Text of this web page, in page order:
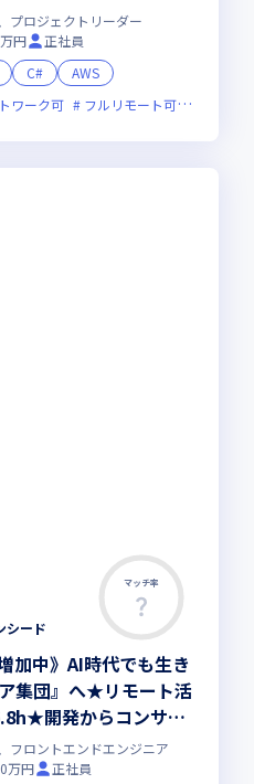
プロジェクトリーダー
円
正社員
C#
AWS
ワーク可 フルリモート可
マッチ率
シード
加中》AI時代でも生き
集団』へ★リモート活
開発からコンサル
リアを作りたいあな
！
フロントエンドエンジニア
万円
正社員